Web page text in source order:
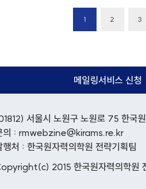
1 2 3
메일링서비스 신청
서울시 노원구 노원로 75 한국
의 : rmwebzine@kirams.re.kr
행처 : 한국원자력의학원 전략기획팀
2015 한국원자력의학